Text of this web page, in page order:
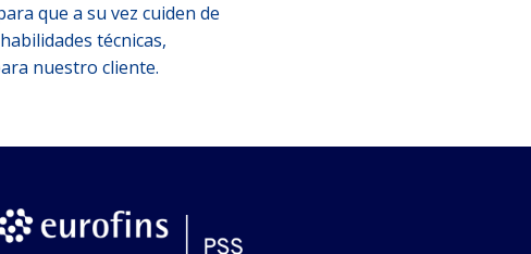
que a su vez cuiden de
técnicas,
nuestro cliente.